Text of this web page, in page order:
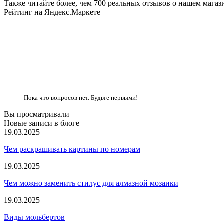
Также читайте более, чем 700 реальных отзывов о нашем
Рейтинг на Яндекс.Маркете
Пока что вопросов нет. Будьте первыми!
Вы просматривали
Новые записи в блоге
19.03.2025
Чем раскрашивать картины по номерам
19.03.2025
Чем можно заменить стилус для алмазной мозаики
19.03.2025
Виды мольбертов